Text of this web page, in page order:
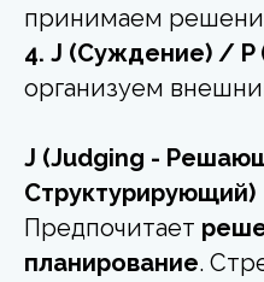
принимаем
4. J (Суждение) / P
организуем
J (Judging -
Структурирующий)
Предпочитает
планирование.